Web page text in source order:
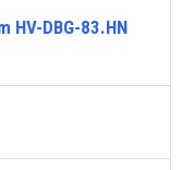
HV-DBG-83.HN